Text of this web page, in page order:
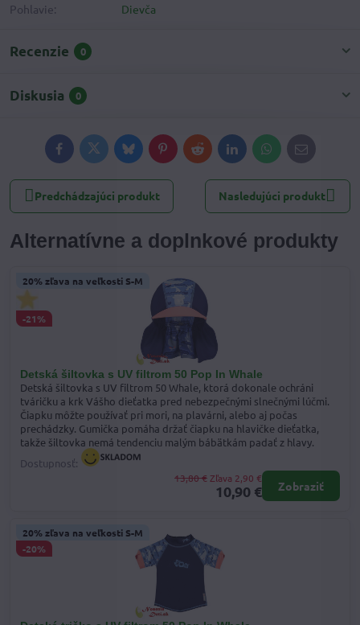
Pohlavie: Dievča
Recenzie 0
Diskusia 0
FacebookTwitterBlueskyPinterestRedditLinkedInWhatsApp
E-
mail
Predchádzajúci produkt Nasledujúci produkt
Alternatívne a doplnkové produkty
Detská šiltovka s UV filtrom 50 Pop In Whale
20% zľava na veľkosti S-M
-21%
Detská šiltovka s UV filtrom 50 Whale, ktorá dokonale ochráni
tváričku a krk Vášho dieťatka pred nebezpečnými slnečnými lúčmi.
Čiapku môžte používať pri mori, na plavárni, alebo aj počas
prechádzky. Gumička pomáha držať čiapku na hlavičke dieťatka,
takže šiltovka nemá tendenciu malým bábätkám padať z hlavy.
Dostupnosť:
10,90 €
13,80 € Zľava 2,90 €
Zobraziť
20% zľava na veľkosti S-M
-20%